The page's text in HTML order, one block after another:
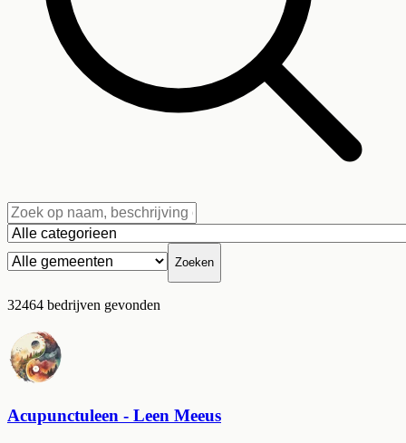
Zoeken
32464 bedrijven gevonden
Acupunctuleen - Leen Meeus